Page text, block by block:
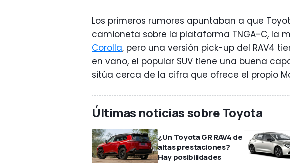
Los primeros rumores apuntaban a que
camioneta sobre la plataforma TNGA-C, la
Corolla, pero una versión pick-up del RAV4
en vano, el popular SUV tiene una buena
sitúa cerca de la cifra que ofrece el propio
Últimas noticias sobre Toyota
¿Un Toyota GR RAV4 de
altas prestaciones?
Hay posibilidades